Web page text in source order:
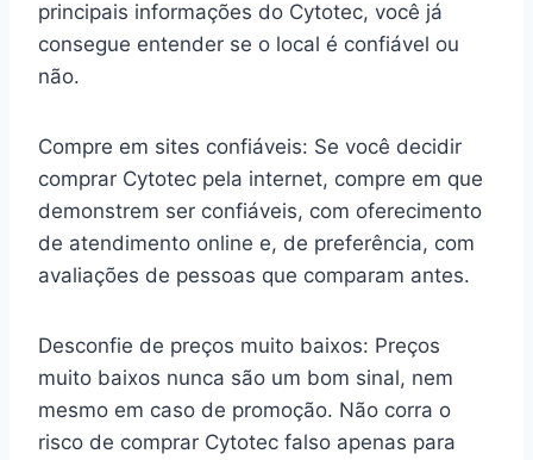
principais informações do Cytotec, você já
consegue entender se o local é confiável ou
não.
Compre em sites confiáveis: Se você decidir
comprar Cytotec pela internet, compre em que
demonstrem ser confiáveis, com oferecimento
de atendimento online e, de preferência, com
avaliações de pessoas que comparam antes.
Desconfie de preços muito baixos: Preços
muito baixos nunca são um bom sinal, nem
mesmo em caso de promoção. Não corra o
risco de comprar Cytotec falso apenas para